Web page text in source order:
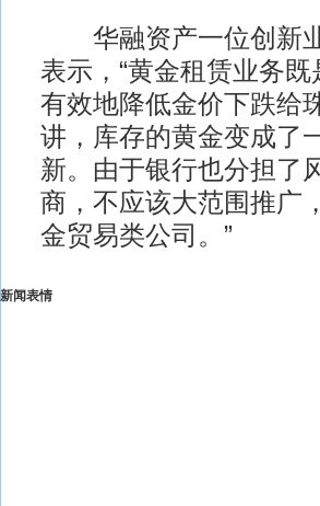
华融资产一位创新业
表示，“黄金租赁业务
有效地降低金价下跌给
讲，库存的黄金变成了
新。由于银行也分担了
商，不应该大范围推广
金贸易类公司。”
新闻表情